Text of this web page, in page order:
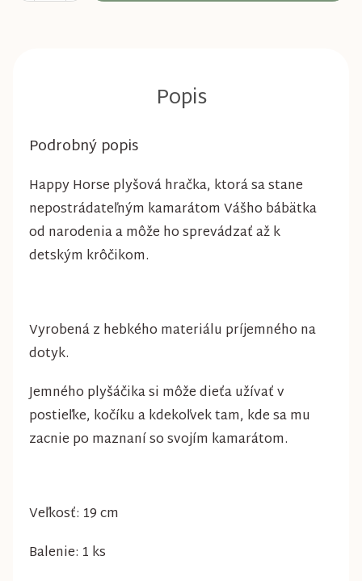
Podrobný popis
Happy Horse plyšová hračka, ktorá sa stane
nepostrádateľným kamarátom Vášho bábätka
od narodenia a môže ho sprevádzať až k
detským krôčikom.
Vyrobená z hebkého materiálu príjemného na
dotyk.
Jemného plyšáčika si môže dieťa užívať v
postieľke, kočíku a kdekoľvek tam, kde sa mu
zacnie po maznaní so svojím kamarátom.
Veľkosť: 19 cm
Balenie: 1 ks